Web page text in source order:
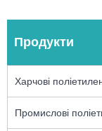
Продукти
Харчові
Промислові